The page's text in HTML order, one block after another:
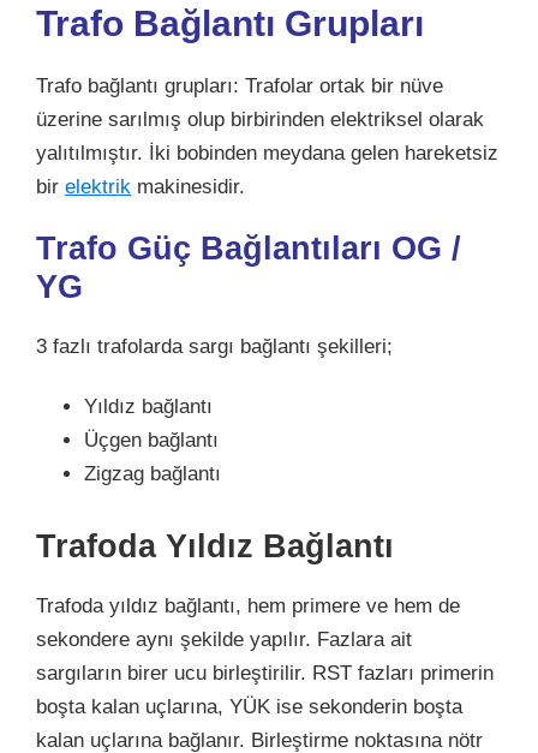
Trafo Bağlantı Grupları
Trafo bağlantı grupları: Trafolar ortak bir nüve
üzerine sarılmış olup birbirinden elektriksel olarak
yalıtılmıştır. İki bobinden meydana gelen hareketsiz
bir elektrik makinesidir.
Trafo Güç Bağlantıları OG /
YG
3 fazlı trafolarda sargı bağlantı şekilleri;
Yıldız bağlantı
Üçgen bağlantı
Zigzag bağlantı
Trafoda Yıldız Bağlantı
Trafoda yıldız bağlantı, hem primere ve hem de
sekondere aynı şekilde yapılır. Fazlara ait
sargıların birer ucu birleştirilir. RST fazları primerin
boşta kalan uçlarına, YÜK ise sekonderin boşta
kalan uçlarına bağlanır. Birleştirme noktasına nötr